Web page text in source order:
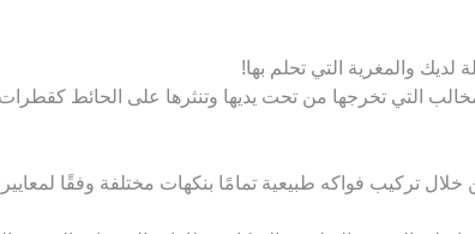
التي تخرجها من تحت يديها وتنثرها على الحائط
تركيب فواكه طبيعية تمامًا بنكهات مختلفة وفقًا لمعايير